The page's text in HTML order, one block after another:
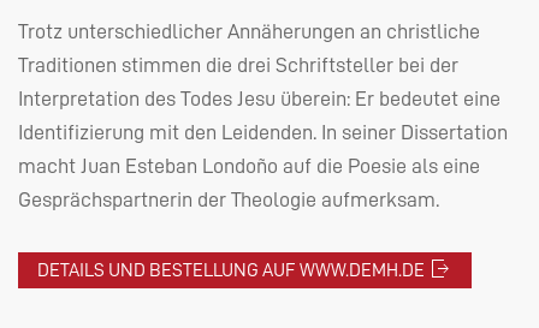
Trotz unterschiedlicher Annäherungen an christliche
Traditionen stimmen die drei Schriftsteller bei der
Interpretation des Todes Jesu überein: Er bedeutet eine
Identifizierung mit den Leidenden. In seiner Dissertation
macht Juan Esteban Londoño auf die Poesie als eine
Gesprächspartnerin der Theologie aufmerksam.
DETAILS UND BESTELLUNG AUF WWW.DEMH.DE